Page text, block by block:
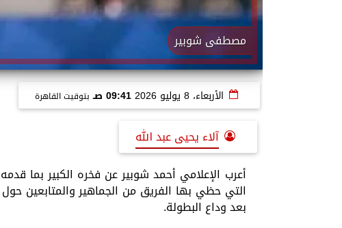
مصطفى شوبير
الأربعاء، 8 يوليو 2026 09:41 صـ بتوقيت القاهرة
آلاء يحيى عبد الله
أعرب الإعلامي أحمد شوبير عن فخره الكبير بما
التي حظي بها الفريق من الجماهير والمتابعين
بعد وداع البطولة.